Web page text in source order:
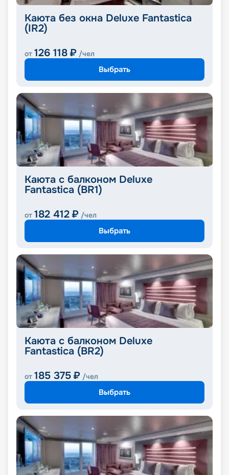
Каюта без окна Deluxe Fantastica
(IR2)
от 126 118 ₽ /чел
Выбрать
Каюта с балконом Deluxe
Fantastica (BR1)
от 182 412 ₽ /чел
Выбрать
Каюта с балконом Deluxe
Fantastica (BR2)
от 185 375 ₽ /чел
Выбрать